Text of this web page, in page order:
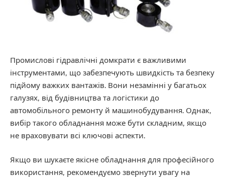
Промислові гідравлічні домкрати є важливими
інструментами, що забезпечують швидкість та безпеку
підйому важких вантажів. Вони незамінні у багатьох
галузях, від будівництва та логістики до
автомобільного ремонту й машинобудування. Однак,
вибір такого обладнання може бути складним, якщо
не враховувати всі ключові аспекти.
Якщо ви шукаєте якісне обладнання для професійного
використання, рекомендуємо звернути увагу на